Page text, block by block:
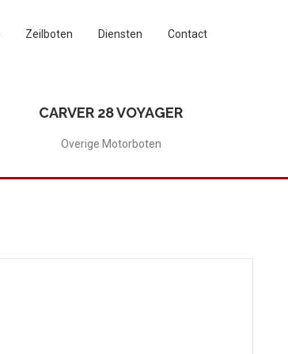
Zeilboten Diensten Contact
CARVER 28 VOYAGER
Overige Motorboten